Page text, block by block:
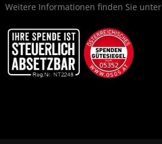
Weitere Informationen finden Sie unter